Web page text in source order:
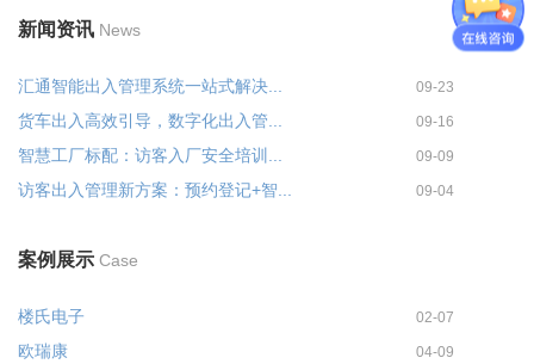
新闻资讯 News
汇通智能出入管理系统一站式解决... 09-23
货车出入高效引导，数字化出入管... 09-16
智慧工厂标配：访客入厂安全培训... 09-09
访客出入管理新方案：预约登记+智... 09-04
案例展示 Case
楼氏电子 02-07
欧瑞康 04-09